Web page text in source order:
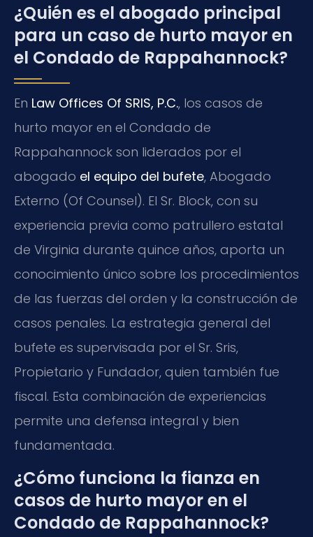
¿Quién es el abogado principal
para un caso de hurto mayor en
el Condado de Rappahannock?
En Law Offices Of SRIS, P.C., los casos de
hurto mayor en el Condado de
Rappahannock son liderados por el
abogado el equipo del bufete, Abogado
Externo (Of Counsel). El Sr. Block, con su
experiencia previa como patrullero estatal
de Virginia durante quince años, aporta un
conocimiento único sobre los procedimientos
de las fuerzas del orden y la construcción de
casos penales. La estrategia general del
bufete es supervisada por el Sr. Sris,
Propietario y Fundador, quien también fue
fiscal. Esta combinación de experiencias
permite una defensa integral y bien
fundamentada.
¿Cómo funciona la fianza en
casos de hurto mayor en el
Condado de Rappahannock?